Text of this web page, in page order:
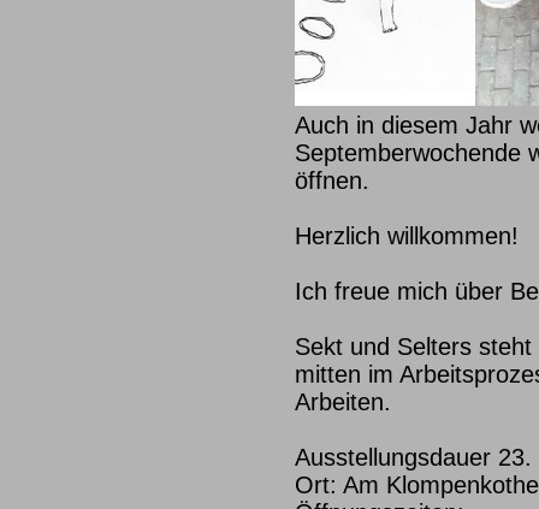
Auch in diesem Jahr
Septemberwochende
öffnen.
Herzlich willkommen!
Ich freue mich über
Sekt und Selters
mitten im
Arbeiten.
Ausstellungsdauer
Ort: Am